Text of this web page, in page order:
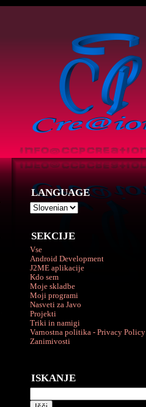
LANGUAGE
SEKCIJE
Vse
Android Development
J2ME aplikacije
Kdo sem
Moje skladbe
Moji programi
Nasveti za Javo
Projekti
Triki in namigi
Varnostna politika - Privacy Policy
Zanimivosti
ISKANJE